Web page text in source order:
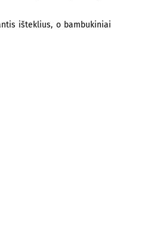
išteklius, o bambukiniai